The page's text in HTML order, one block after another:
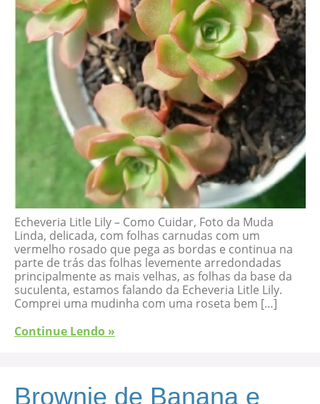
Echeveria Litle Lily – Como Cuidar, Foto da Muda
Linda, delicada, com folhas carnudas com um
vermelho rosado que pega as bordas e continua na
parte de trás das folhas levemente arredondadas
principalmente as mais velhas, as folhas da base da
suculenta, estamos falando da Echeveria Litle Lily.
Comprei uma mudinha com uma roseta bem […]
Continue Lendo »
Brownie de Banana e